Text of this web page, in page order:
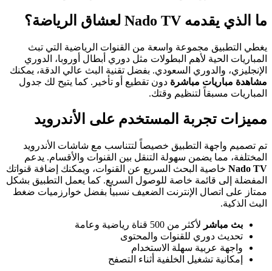
ما الذي يقدمه Nado TV لعشاق الرياضة؟
يغطي التطبيق مجموعة واسعة من القنوات الرياضية التي تبث
المباريات الحية لأهم البطولات مثل دوري أبطال أوروبا، الدوري
الإنجليزي، والدوري السعودي. بفضل تقنية البث عالي الدقة، يمكنك
مشاهدة مباريات مباشرة دون تقطيع أو تأخير. كما يتيح لك جدول
المباريات مسبقاً لتنظيم وقتك.
مميزات تجربة المستخدم على الأندرويد
تم تصميم واجهة التطبيق خصيصاً لتتناسب مع شاشات الأندرويد
المختلفة، مما يضمن سهولة التنقل بين القنوات والأقسام. يدعم
Nado TV خاصية البحث السريع عن القنوات، ويمكنك إضافة قنواتك
المفضلة إلى قائمة خاصة للوصول السريع. كما يعمل التطبيق بشكل
ممتاز على اتصال الإنترنت الضعيف نسبياً بفضل خوارزميات ضغط
البث الذكية.
بث مباشر لأكثر من 500 قناة رياضية وعامة
تحديث دوري للقنوات والمحتوى
واجهة عربية سهلة الاستخدام
إمكانية تشغيل الخلفية أثناء التصفح